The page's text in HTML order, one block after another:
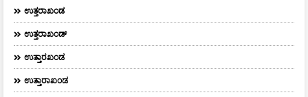
ಉತ್ತರಾಖಂಡ
ಉತ್ತರಾಖಂಡ್
ಉತ್ತಾರಖಂಡ
ಉತ್ತಾರಾಖಂಡ